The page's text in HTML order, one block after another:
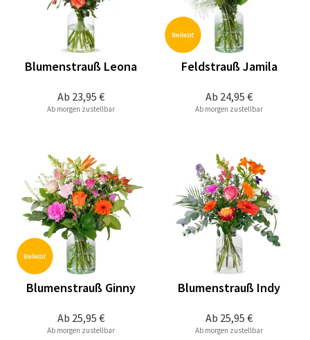
Ab 23,95 €
Blumenstrauß Leona
Ab morgen zustellbar
Ab 24,95 €
Feldstrauß Jamila
Ab morgen zustellbar
Ab 25,95 €
Blumenstrauß Ginny
Ab morgen zustellbar
Ab 25,95 €
Blumenstrauß Indy
Ab morgen zustellbar